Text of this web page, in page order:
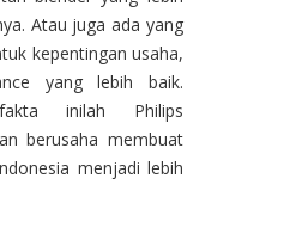
Atau juga ada yang
kepentingan usaha,
yang lebih baik.
inilah Philips
berusaha membuat
menjadi lebih